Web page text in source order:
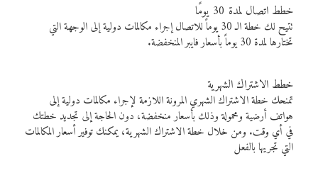
خطط اتصال لمدة 30 يومًا
تتيح لك خطة الـ 30 يوماً للاتصال إجراء مكالمات دولية إلى الوجهة التي
تختارها لمدة 30 يوماً بأسعار فايبر المنخفضة.
خطط الاشتراك الشهرية
تمنحك خطة الاشتراك الشهري المرونة اللازمة لإجراء مكالمات دولية إلى
هواتف أرضية ومحمولة وذلك بأسعار منخفضة، دون الحاجة إلى تجديد خطتك
في أي وقت. ومن خلال خطة الاشتراك الشهرية، يمكنك توفير أسعار المكالمات
التي تجريها بالفعل